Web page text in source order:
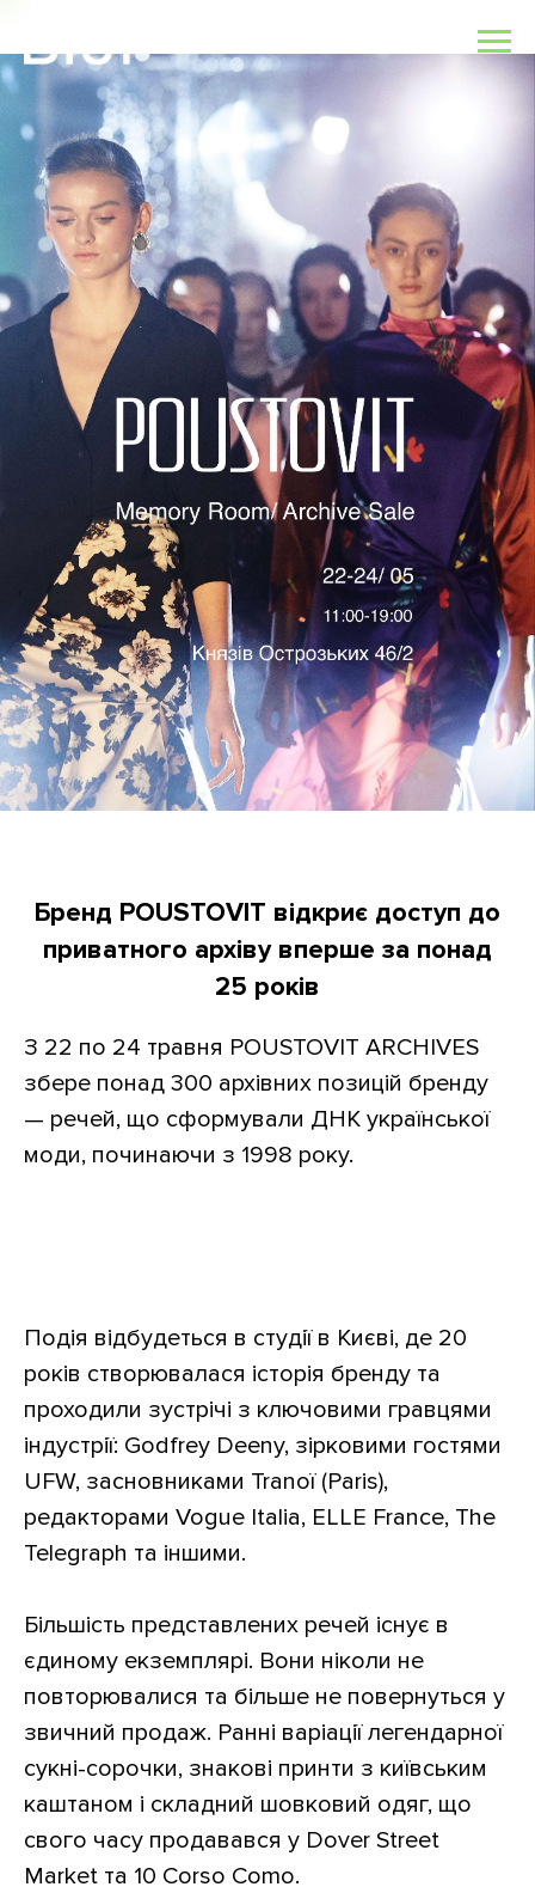
Бренд POUSTOVIT відкриє доступ до
приватного архіву вперше за понад
25 років
З 22 по 24 травня POUSTOVIT ARCHIVES
збере понад 300 архівних позицій бренду
— речей, що сформували ДНК української
моди, починаючи з 1998 року.
Подія відбудеться в студії в Києві, де 20
років створювалася історія бренду та
проходили зустрічі з ключовими гравцями
індустрії: Godfrey Deeny, зірковими гостями
UFW, засновниками Tranoï (Paris),
редакторами Vogue Italia, ELLE France, The
Telegraph та іншими.
Більшість представлених речей існує в
єдиному екземплярі. Вони ніколи не
повторювалися та більше не повернуться у
звичний продаж. Ранні варіації легендарної
сукні-сорочки, знакові принти з київським
каштаном і складний шовковий одяг, що
свого часу продавався у Dover Street
Market та 10 Corso Como.